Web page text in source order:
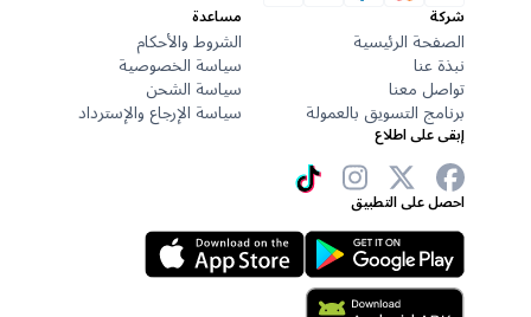
الصفحة الرئيسية
نبذة عنا
تواصل معنا
برنامج التسويق بالعمولة
مساعدة
الشروط والأحكام
سياسة الخصوصية
سياسة الشحن
سياسة الإرجاع والإسترداد
إبقى على اطلاع
احصل على التطبيق